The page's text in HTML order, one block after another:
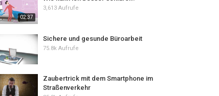
02:37
3,613 Aufrufe
Sichere und gesunde Büroarbeit
75.8k Aufrufe
Zaubertrick mit dem Smartphone im
Straßenverkehr